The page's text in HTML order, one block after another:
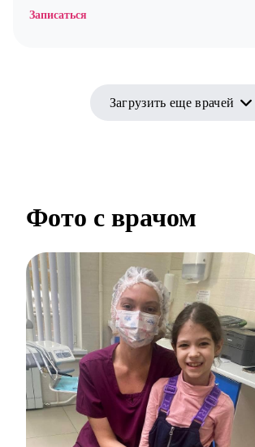
Записаться
Загрузить еще врачей
Фото с врачом